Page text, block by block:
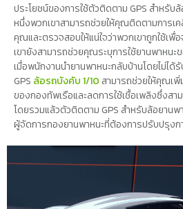
ประโยชน์ของการใช้ตัวติดตาม GPS สำหรับ
หนึ่งพวกเขาสามารถช่วยให้คุณติดตามการเ
คุณและตรวจสอบให้แน่ใจว่าพวกเขาถูกใช้เ
เขายังสามารถช่วยคุณระบุการใช้ยานพาหน
เมื่อพนักงานนำยานพาหนะกลับบ้านโดยไม่ไ
GPS ล้อรถบังคับ 1/10 สามารถช่วยให้คุณเ
ของกองทัพเรือและลดการใช้เชื้อเพลิงซึ่งสา
โดยรวมแล้วตัวติดตาม GPS สำหรับล้อยานพ
ผู้จัดการกองยานพาหนะที่ต้องการปรับปรุงก